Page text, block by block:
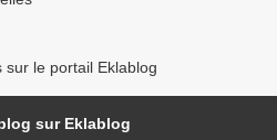
sur le portail Eklablog
sur Eklablog